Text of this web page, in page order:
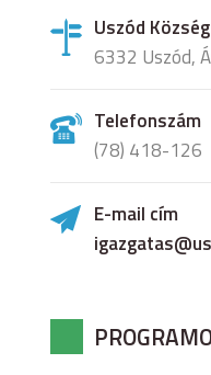
Uszód
6332 Uszód,
Telefonszám
(78) 418-126
E-mail cím